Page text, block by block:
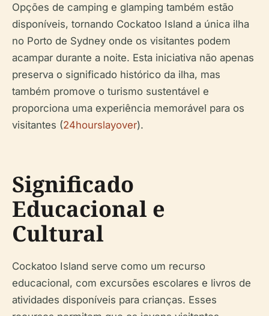
Opções de camping e glamping também estão
disponíveis, tornando Cockatoo Island a única ilha
no Porto de Sydney onde os visitantes podem
acampar durante a noite. Esta iniciativa não apenas
preserva o significado histórico da ilha, mas
também promove o turismo sustentável e
proporciona uma experiência memorável para os
visitantes (24hourslayover).
Significado
Educacional e
Cultural
Cockatoo Island serve como um recurso
educacional, com excursões escolares e livros de
atividades disponíveis para crianças. Esses